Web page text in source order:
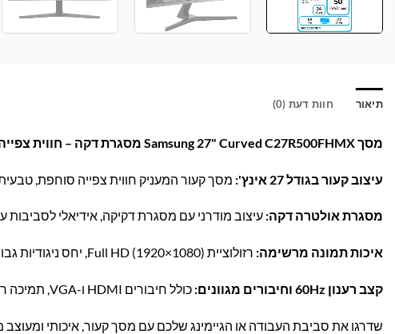
תיאור חוות דעת (0)
מסך Samsung 27" Curved C27R500FHMX מסגרת דקה – חווית צפייה עוצמתית ומעוצבת!
עיצוב קעור בגודל 27 אינץ': מסך קעור המעניק חווית צפייה סוחפת,
מסגרת אולטרה דקה: עיצוב מודרני עם מסגרת דקיקה, אידיאלי לסביבות
איכות תמונה מרשימה: רזולוציית Full HD (1920×1080), יחס ניגודיות גבוה, צבעים חיים וטכנולוגיית Flicker-Free להפחתת מאמץ עיניים.
קצב רענון 60Hz וחיבורים מגוונים: כולל חיבורים HDMI ו-VGA, תמיכה רחבה במחשבים וקונסולות.
שדרגו את סביבת העבודה או הגיימינג שלכם עם מסך קעור, איכותי